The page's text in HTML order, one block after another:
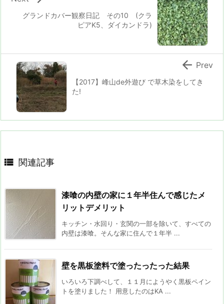
グランドカバー観察日記 その10 (クラ
ピアK5、ダイカンドラ)
【2017】峰山de外遊び で草木染をしてき
た!
 Prev
 関連記事
漆喰の内壁の家に１年半住んで感じたメ
リットデメリット
キッチン・水回り・玄関の一部を除いて、すべての
内壁は漆喰。そんな家に住んで１年半 ...
壁を黒板塗料で塗ったったった結果
いろいろ下調べして、１１月にようやく黒板ペイン
トを塗りました！ 用意したのはKA ...